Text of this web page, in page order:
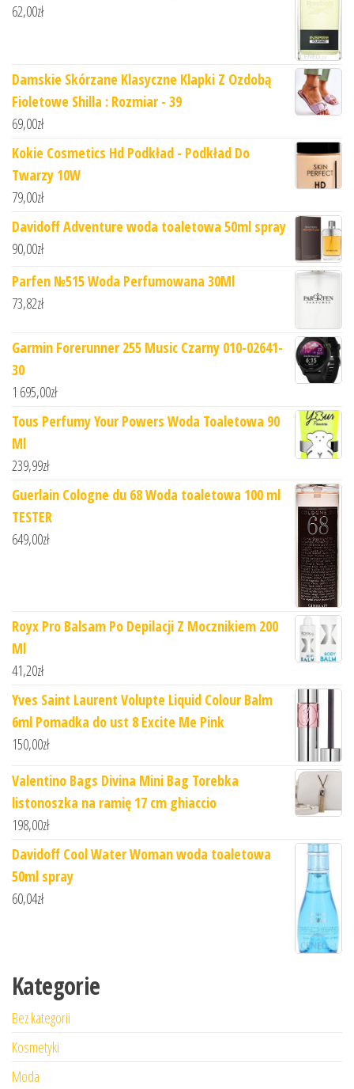
62,00zł
Damskie Skórzane Klasyczne Klapki Z Ozdobą
Fioletowe Shilla : Rozmiar - 39
69,00zł
Kokie Cosmetics Hd Podkład - Podkład Do
Twarzy 10W
79,00zł
Davidoff Adventure woda toaletowa 50ml spray
90,00zł
Parfen №515 Woda Perfumowana 30Ml
73,82zł
Garmin Forerunner 255 Music Czarny 010-02641-
30
1 695,00zł
Tous Perfumy Your Powers Woda Toaletowa 90
Ml
239,99zł
Guerlain Cologne du 68 Woda toaletowa 100 ml
TESTER
649,00zł
Royx Pro Balsam Po Depilacji Z Mocznikiem 200
Ml
41,20zł
Yves Saint Laurent Volupte Liquid Colour Balm
6ml Pomadka do ust 8 Excite Me Pink
150,00zł
Valentino Bags Divina Mini Bag Torebka
listonoszka na ramię 17 cm ghiaccio
198,00zł
Davidoff Cool Water Woman woda toaletowa
50ml spray
60,04zł
Kategorie
Bez kategorii
Kosmetyki
Moda